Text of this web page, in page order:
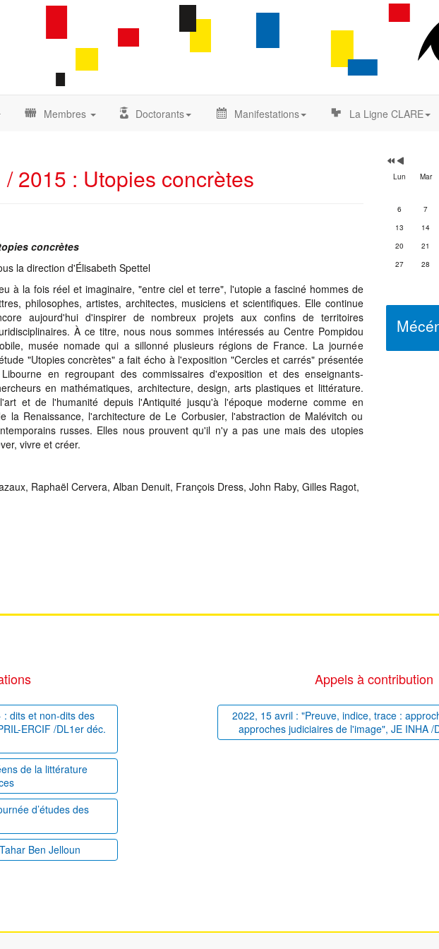
Membres Doctorants Manifestations La Ligne CLARE
2015 : Utopies concrètes
concrètes
la direction d'Élisabeth Spettel
à la fois réel et imaginaire, "entre ciel et terre", l'utopie a fasciné hommes de
philosophes, artistes, architectes, musiciens et scientifiques. Elle continue
aujourd'hui d'inspirer de nombreux projets aux confins de territoires
À ce titre, nous nous sommes intéressés au Centre Pompidou
musée nomade qui a sillonné plusieurs régions de France. La journée
"Utopies concrètes" a fait écho à l'exposition "Cercles et carrés" présentée
en regroupant des commissaires d'exposition et des enseignants-
en mathématiques, architecture, design, arts plastiques et littérature.
et de l'humanité depuis l'Antiquité jusqu'à l'époque moderne comme en
la Renaissance, l'architecture de Le Corbusier, l'abstraction de Malévitch ou
russes. Elles nous prouvent qu'il n'y a pas une mais des utopies
vivre et créer.
Raphaël Cervera, Alban Denuit, François Dress, John Raby, Gilles Ragot,
Lun Mar
6
7
13
14
20
21
27
28
dits et non-dits des
ERCIF /DL1er déc.
de la littérature
d’études des
Ben Jelloun
Appels à contribution
2022, 15 avril : "Preuve, indice, trace :
approches judiciaires de l'image", JE INHA /